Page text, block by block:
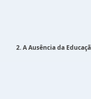
2. A Ausência da